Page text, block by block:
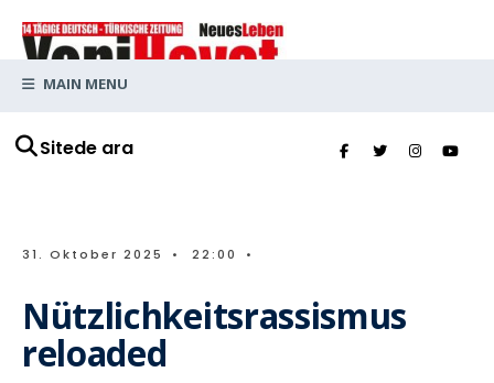
Sitede ara
MAIN MENU
31. Oktober 2025 • 22:00 •
Nützlichkeitsrassismus
reloaded